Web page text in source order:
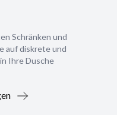
Schränken und
auf diskrete und
Ihre Dusche